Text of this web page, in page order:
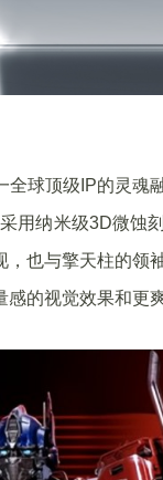
球顶级IP的灵魂
用纳米级3D微蚀
也与擎天柱的领
的视觉效果和更